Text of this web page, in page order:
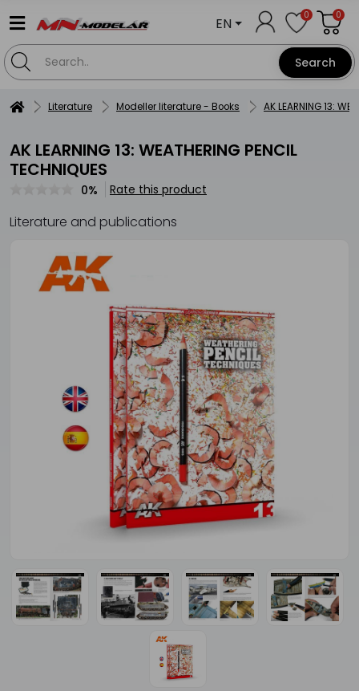
Search
EN 0 0
Literature Modeller literature - Books AK LEARNING 13:
AK LEARNING 13: WEATHERING PENCIL
TECHNIQUES
0% Rate this product
Literature and publications